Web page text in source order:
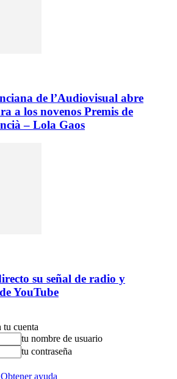
de l’Audiovisual abre
a los novenos Premis de
– Lola Gaos
su señal de radio y
YouTube
tu cuenta
tu nombre de usuario
tu contraseña
ayuda